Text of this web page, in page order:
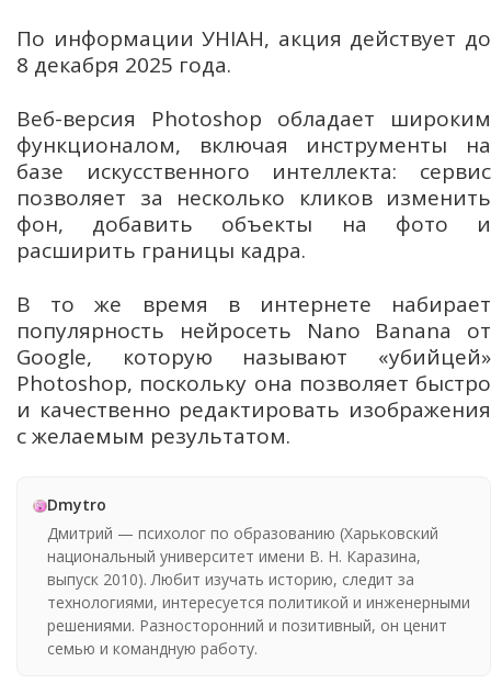
По информации УНІАН, акция действует до
8 декабря 2025 года.
Веб-версия Photoshop обладает широким
функционалом, включая инструменты на
базе искусственного интеллекта: сервис
позволяет за несколько кликов изменить
фон, добавить объекты на фото и
расширить границы кадра.
В то же время в интернете набирает
популярность нейросеть Nano Banana от
Google, которую называют «убийцей»
Photoshop, поскольку она позволяет быстро
и качественно редактировать изображения
с желаемым результатом.
Dmytro
Дмитрий — психолог по образованию (Харьковский
национальный университет имени В. Н. Каразина,
выпуск 2010). Любит изучать историю, следит за
технологиями, интересуется политикой и инженерными
решениями. Разносторонний и позитивный, он ценит
семью и командную работу.